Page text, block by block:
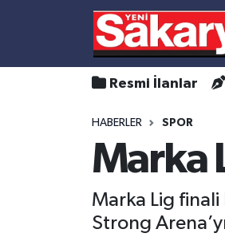
Resmi İlanlar
HABERLER SPOR
Marka
Marka Lig
Strong